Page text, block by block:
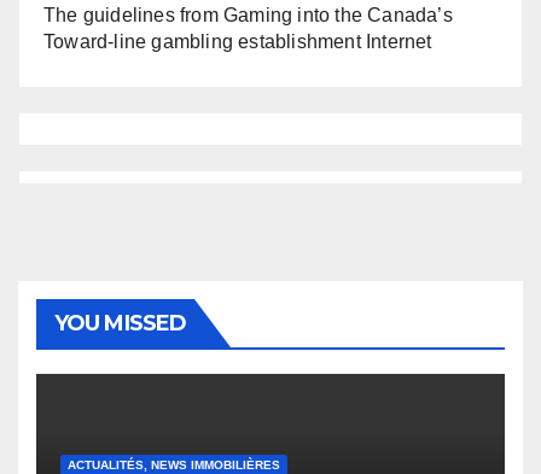
The guidelines from Gaming into the Canada’s
Toward-line gambling establishment Internet
YOU MISSED
ACTUALITÉS, NEWS IMMOBILIÈRES